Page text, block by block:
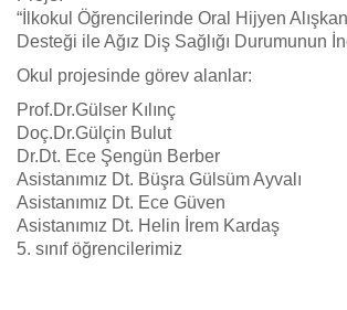
“İlkokul Öğrencilerinde Oral Hijyen
Desteği ile Ağız Diş Sağlığı Durumunun
Okul projesinde görev alanlar:
Prof.Dr.Gülser Kılınç
Doç.Dr.Gülçin Bulut
Dr.Dt. Ece Şengün Berber
Asistanımız Dt. Büşra Gülsüm Ayvalı
Asistanımız Dt. Ece Güven
Asistanımız Dt. Helin İrem Kardaş
5. sınıf öğrencilerimiz